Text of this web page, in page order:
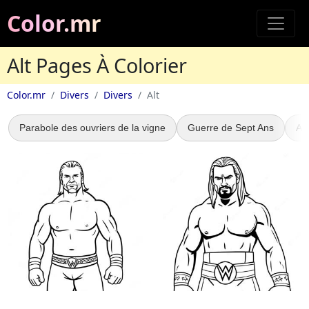
Color.mr
Alt Pages À Colorier
Color.mr Divers Divers Alt
Parabole des ouvriers de la vigne Guerre de Sept Ans